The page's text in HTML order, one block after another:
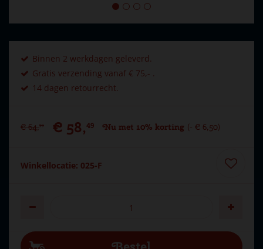
Binnen 2 werkdagen geleverd.
Gratis verzending vanaf € 75,- .
14 dagen retourrecht.
€ 64,99 € 58,49 Nu met 10% korting € 6,50
Winkellocatie: 025-F